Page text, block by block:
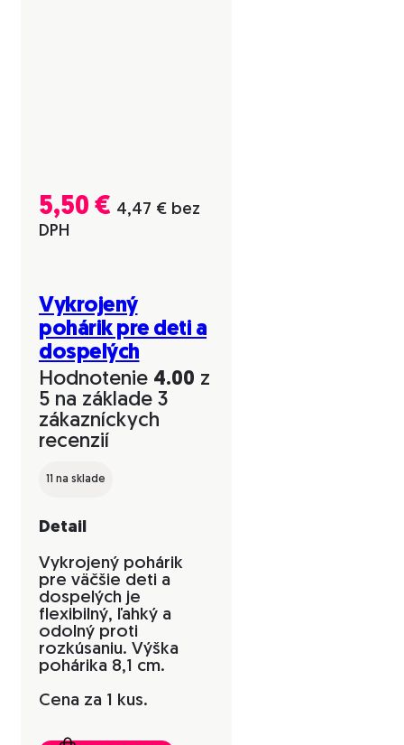
5,50 € 4,47 € bez
DPH
Vykrojený
pohárik pre deti a
dospelých
Hodnotenie 4.00 z
5 na základe 3
zákazníckych
recenzií
11 na sklade
Detail
Vykrojený pohárik
pre väčšie deti a
dospelých je
flexibilný, ľahký a
odolný proti
rozkúsaniu. Výška
pohárika 8,1 cm.
Cena za 1 kus.